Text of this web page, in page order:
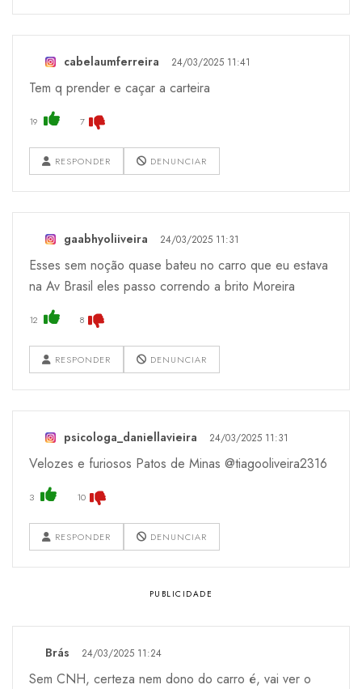
cabelaumferreira 24/03/2025 11:41
Tem q prender e caçar a carteira
19 7
RESPONDER DENUNCIAR
gaabhyoliiveira 24/03/2025 11:31
Esses sem noção quase bateu no carro que eu estava
na Av Brasil eles passo correndo a brito Moreira
12 8
RESPONDER DENUNCIAR
psicologa_daniellavieira 24/03/2025 11:31
Velozes e furiosos Patos de Minas @tiagooliveira2316
3 10
RESPONDER DENUNCIAR
Brás 24/03/2025 11:24
Sem CNH, certeza nem dono do carro é, vai ver o